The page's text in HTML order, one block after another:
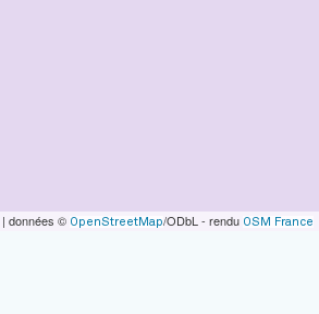
| données © OpenStreetMap/ODbL - rendu OSM France